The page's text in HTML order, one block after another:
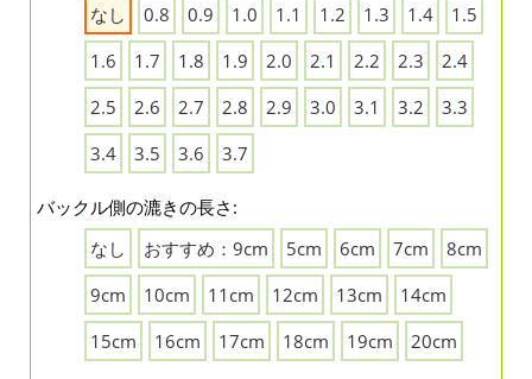
なし
0.8 0.9 1.0 1.1 1.2 1.3 1.4
1.5
1.6
1.7 1.8 1.9 2.0 2.1 2.2 2.3
2.4
2.5
2.6 2.7 2.8 2.9 3.0 3.1 3.2
3.3
3.4
3.5 3.6 3.7
バックル側の漉きの長さ:
なし
おすすめ：9cm 5cm 6cm 7cm
8cm
9cm
10cm 11cm 12cm 13cm
14cm
15cm
16cm 17cm 18cm 19cm 20cm